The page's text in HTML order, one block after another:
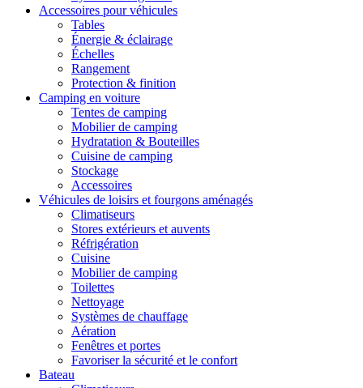
Accessoires pour véhicules
Tables
Énergie & éclairage
Échelles
Rangement
Protection & finition
Camping en voiture
Tentes de camping
Mobilier de camping
Hydratation & Bouteilles
Cuisine de camping
Stockage
Accessoires
Véhicules de loisirs et fourgons aménagés
Climatiseurs
Stores extérieurs et auvents
Réfrigération
Cuisine
Mobilier de camping
Toilettes
Nettoyage
Systèmes de chauffage
Aération
Fenêtres et portes
Favoriser la sécurité et le confort
Bateau